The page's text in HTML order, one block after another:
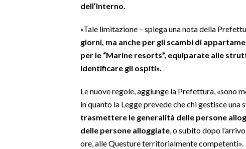
dell’Interno.
«Tale limitazione – spiega una nota della
giorni, ma anche per gli scambi di
per le “Marine resorts”, equiparate alle
identificare gli ospiti».
Le nuove regole, aggiunge la Prefettura, «sono
in quanto la Legge prevede che chi gestisce
trasmettere le generalità delle persone
delle persone alloggiate, o subito dopo
ore, alle Questure territorialmente competenti».